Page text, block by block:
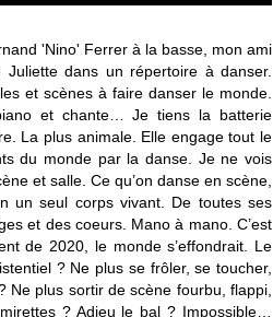
'Nino' Ferrer à la basse, mon ami
dans un répertoire à danser.
et scènes à faire danser le monde.
et chante… Je tiens la batterie
La plus animale. Elle engage tout le
du monde par la danse. Je ne vois
et salle. Ce qu’on danse en scène,
un seul corps vivant. De toutes ses
et des coeurs. Mano à mano. C’est
de 2020, le monde s’effondrait. Le
? Ne plus se frôler, se toucher,
Ne plus sortir de scène fourbu, flappi,
? Adieu le bal ? Impossible…